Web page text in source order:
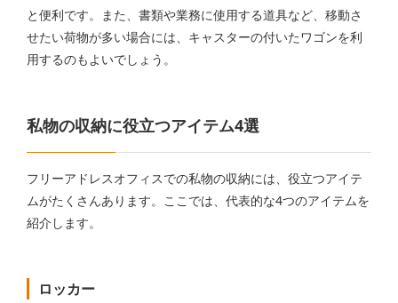
と便利です。また、書類や業務に使用する道具など、移動さ
せたい荷物が多い場合には、キャスターの付いたワゴンを利
用するのもよいでしょう。
私物の収納に役立つアイテム4選
フリーアドレスオフィスでの私物の収納には、役立つアイテ
ムがたくさんあります。ここでは、代表的な4つのアイテムを
紹介します。
ロッカー